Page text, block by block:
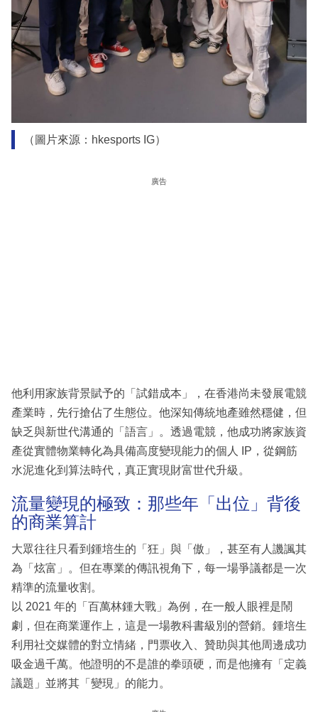
（圖片來源：hkesports IG）
廣告
他利用家族背景賦予的「試錯成本」，在香港尚未發展電競
產業時，先行搶佔了生態位。他深知傳統地產雖然穩健，但
缺乏與新世代溝通的「語言」。透過電競，他成功將家族資
產從實體物業轉化為具備高度變現能力的個人 IP，從鋼筋
水泥進化到算法時代，真正實現財富世代升級。
流量變現的極致：那些年「出位」背後
的商業算計
大眾往往只看到鍾培生的「狂」與「傲」，甚至有人譏諷其
為「炫富」。但在專業的傳訊視角下，每一場爭議都是一次
精準的流量收割。
以 2021 年的「百萬林鍾大戰」為例，在一般人眼裡是鬧
劇，但在商業運作上，這是一場教科書級別的營銷。鍾培生
利用社交媒體的對立情緒，門票收入、贊助與其他周邊成功
吸金過千萬。他證明的不是誰的拳頭硬，而是他擁有「定義
議題」並將其「變現」的能力。